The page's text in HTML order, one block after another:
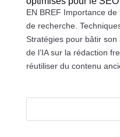
EN BREF Importance
de recherche.
Stratégies pour bâtir
de l’IA sur la rédaction
réutiliser du contenu